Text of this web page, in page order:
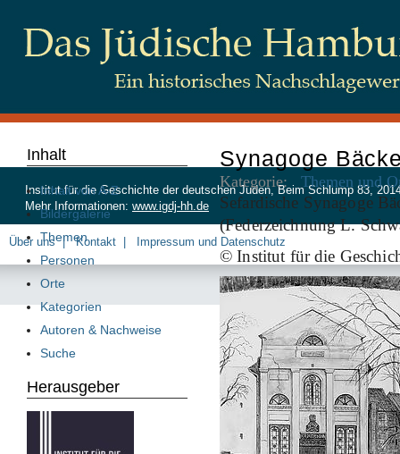
Synagoge
Kategorie: Themen und
Sefardische Synagoge
(Federzeichnung L.
© Institut für die
Inhalt
Inhalt von A-Z
Bildergalerie
Themen
Personen
Orte
Kategorien
Autoren & Nachweise
Suche
Herausgeber
Institut für die Geschichte der deutschen Juden, Beim Schlump 83,
Mehr Informationen: www.igdj-hh.de
Über uns Kontakt Impressum und Datenschutz